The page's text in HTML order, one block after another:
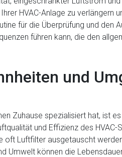
HVAC-Anlage zu verlängern
für die Überprüfung und den
führen kann, die den
und
Zuhause spezialisiert hat, ist
und Effizienz des
Luftfilter ausgetauscht
Umwelt können die